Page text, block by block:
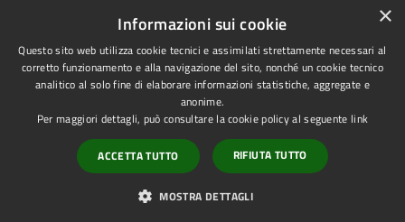
RSS
Accessibilità
Privacy
Mappa del sito
Copyright © 2026 • Comune di
Piove di Sacco • Powered by
Municipium•Accesso
redazione
×
Informazioni sui cookie
Questo sito web utilizza cookie tecnici e assimilati strettamente necessari al
corretto funzionamento e alla navigazione del sito, nonché un cookie tecnico
analitico al solo fine di elaborare informazioni statistiche, aggregate e
anonime.
Per maggiori dettagli, può consultare la cookie policy al seguente link
ACCETTA TUTTO RIFIUTA TUTTO
MOSTRA DETTAGLI